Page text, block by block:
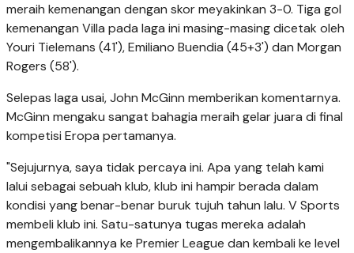
meraih kemenangan dengan skor meyakinkan 3-0. Tiga gol
kemenangan Villa pada laga ini masing-masing dicetak oleh
Youri Tielemans (41'), Emiliano Buendia (45+3') dan Morgan
Rogers (58').
Selepas laga usai, John McGinn memberikan komentarnya.
McGinn mengaku sangat bahagia meraih gelar juara di final
kompetisi Eropa pertamanya.
"Sejujurnya, saya tidak percaya ini. Apa yang telah kami
lalui sebagai sebuah klub, klub ini hampir berada dalam
kondisi yang benar-benar buruk tujuh tahun lalu. V Sports
membeli klub ini. Satu-satunya tugas mereka adalah
mengembalikannya ke Premier League dan kembali ke level